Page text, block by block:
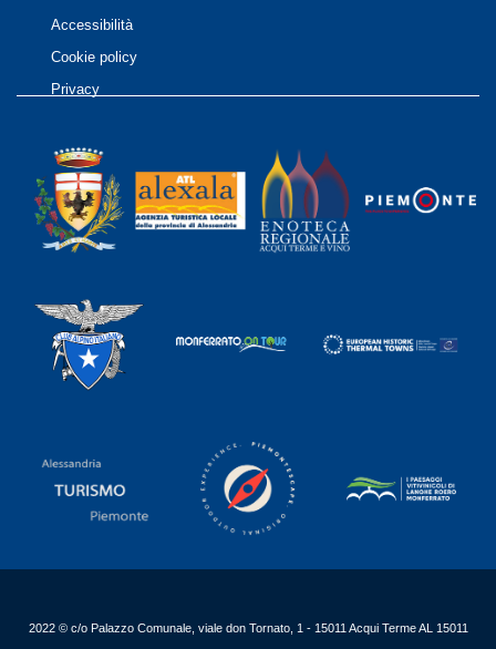
Accessibilità
Cookie policy
Privacy
2022 © c/o Palazzo Comunale, viale don Tornato, 1 - 15011 Acqui Terme AL 15011